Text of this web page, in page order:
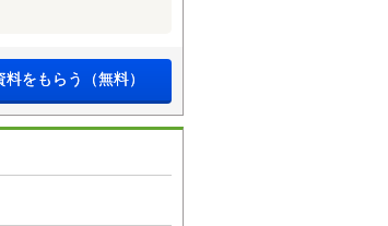
料をもらう（無料）